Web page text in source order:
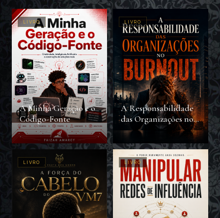
LIVRO
A Minha Geração e o
Código-Fonte
LIVRO
A Responsabilidade
das Organizações no
Burnout
LIVRO LIVRO